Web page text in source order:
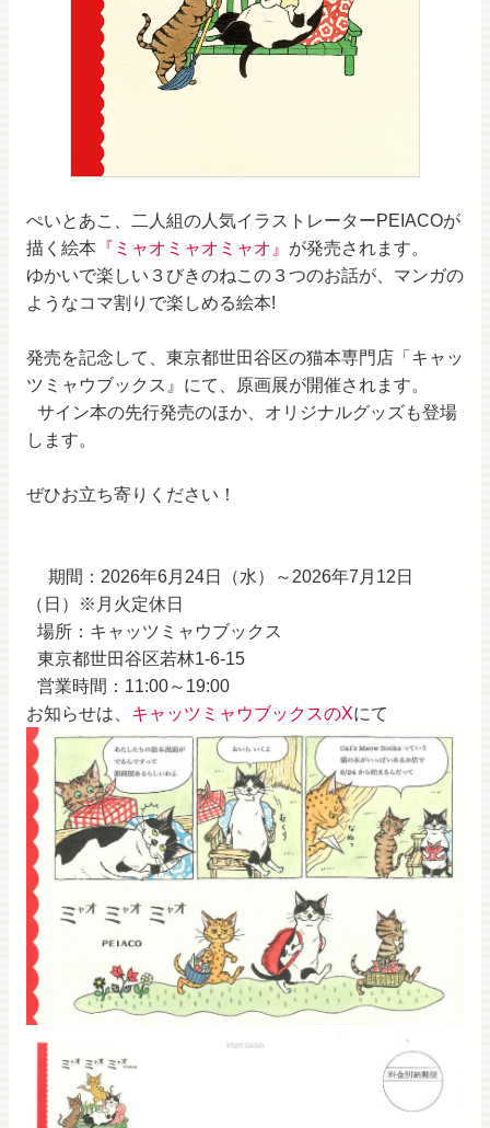
ぺいとあこ、二人組の人気イラストレーターPEIACOが
描く絵本 『ミャオミャオミャオ』 が発売されます。
ゆかいで楽しい３びきのねこの３つのお話が、マンガの
ようなコマ割りで楽しめる絵本!
発売を記念して、東京都世田谷区の猫本専門店「キャッ
ツミャウブックス』にて、原画展が開催されます。
サイン本の先行発売のほか、オリジナルグッズも登場
します。
ぜひお立ち寄りください！
期間：2026年6月24日（水）～2026年7月12日
（日）※月火定休日
場所：キャッツミャウブックス
東京都世田谷区若林1-6-15
営業時間：11:00～19:00
お知らせは、 キャッツミャウブックスのXにて